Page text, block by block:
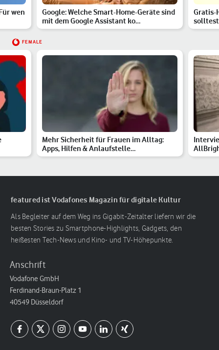
wen
Google: Welche Smart-Home-Geräte sind
mit dem Google Assistant ko…
Gratis-
FEMALE
Mehr Sicherheit für Frauen im Alltag:
Apps, Hilfen & Anlaufstelle…
featured ist Vodafones Magazin für digitale Kultur
Als Begleiter auf dem Weg ins Gigabit-Zeitalter liefern wir die
besten Stories zu Smartphone-Highlights, Gadgets, den
heißesten Tech-News und Kino- und TV-Höhepunkte.
Anschrift
Vodafone GmbH
Ferdinand-Braun-Platz 1
40549 Düsseldorf